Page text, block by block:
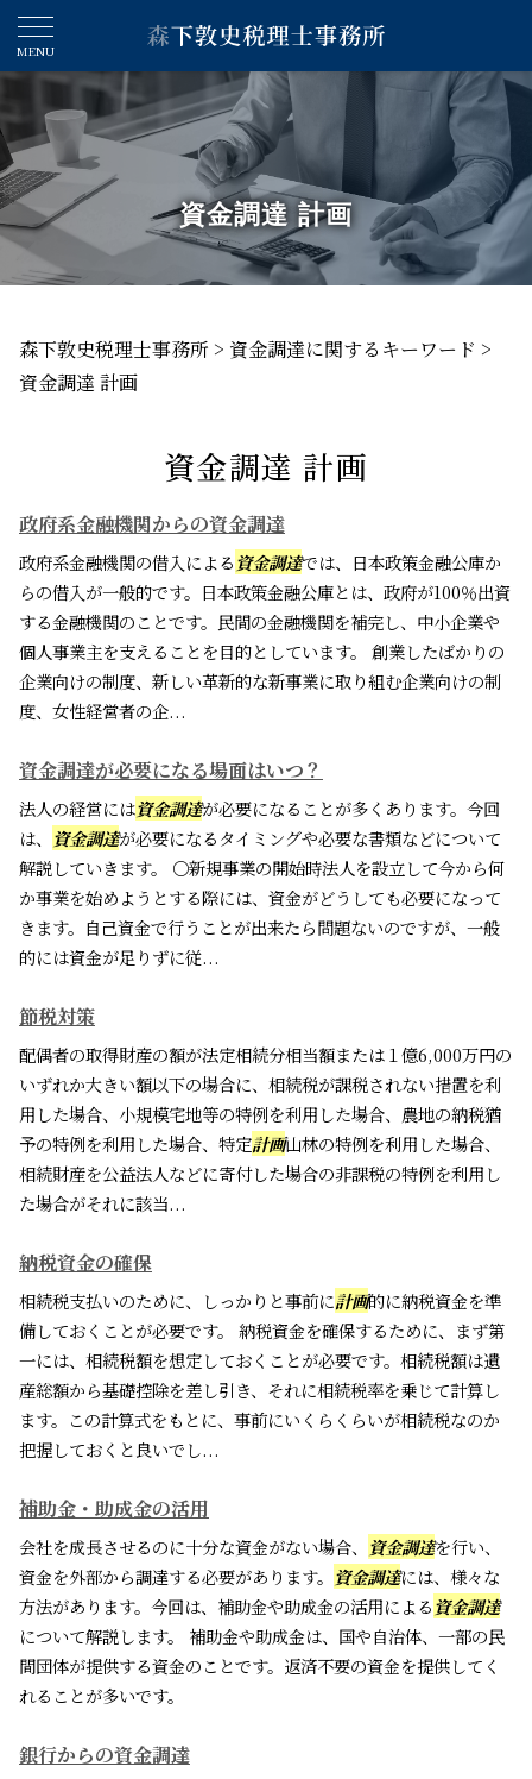
資金調達 計画
森下敦史税理士事務所 > 資金調達に関するキーワード >
資金調達 計画
資金調達 計画
政府系金融機関からの資金調達
政府系金融機関の借入による資金調達では、日本政策金融公庫か
らの借入が一般的です。日本政策金融公庫とは、政府が100％出資
する金融機関のことです。民間の金融機関を補完し、中小企業や
個人事業主を支えることを目的としています。 創業したばかりの
企業向けの制度、新しい革新的な新事業に取り組む企業向けの制
度、女性経営者の企...
資金調達が必要になる場面はいつ？
法人の経営には資金調達が必要になることが多くあります。今回
は、 資金調達が必要になるタイミングや必要な書類などについて
解説していきます。 〇新規事業の開始時法人を設立して今から何
か事業を始めようとする際には、資金がどうしても必要になって
きます。自己資金で行うことが出来たら問題ないのですが、一般
的には資金が足りずに従...
節税対策
配偶者の取得財産の額が法定相続分相当額または１億6,000万円の
いずれか大きい額以下の場合に、相続税が課税されない措置を利
用した場合、小規模宅地等の特例を利用した場合、農地の納税猶
予の特例を利用した場合、特定計画山林の特例を利用した場合、
相続財産を公益法人などに寄付した場合の非課税の特例を利用し
た場合がそれに該当...
納税資金の確保
相続税支払いのために、しっかりと事前に計画的に納税資金を準
備しておくことが必要です。 納税資金を確保するために、まず第
一には、相続税額を想定しておくことが必要です。相続税額は遺
産総額から基礎控除を差し引き、それに相続税率を乗じて計算し
ます。この計算式をもとに、事前にいくらくらいが相続税なのか
把握しておくと良いでし...
補助金・助成金の活用
会社を成長させるのに十分な資金がない場合、 資金調達を行い、
資金を外部から調達する必要があります。 資金調達には、様々な
方法があります。今回は、補助金や助成金の活用による資金調達
について解説します。 補助金や助成金は、国や自治体、一部の民
間団体が提供する資金のことです。返済不要の資金を提供してく
れることが多いです。
銀行からの資金調達